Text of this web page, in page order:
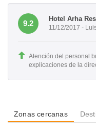
9.2
Hotel Arha
11/12/2017 -
Atención del personal
explicaciones de la
Zonas cercanas